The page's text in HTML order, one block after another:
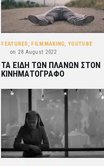
FEATURED FILMMAKING ,YOUTUBE
on 28 August 2022
ΤΑ ΕΙΔΗ ΤΩΝ ΠΛΑΝΩΝ ΣΤΟΝ
ΚΙΝΗΜΑΤΟΓΡΑΦΟ